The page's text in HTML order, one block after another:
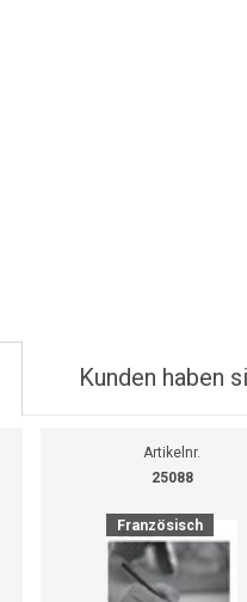
Kunden haben
Artikelnr.
25088
Französisch